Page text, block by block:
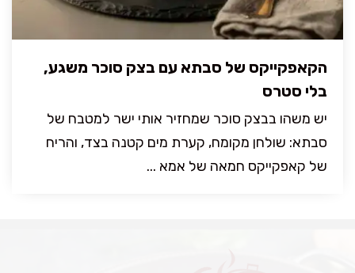
הקאפקייקס של סבתא עם בצק סוכר משגע,
בלי סטרס
יש משהו בבצק סוכר שמחזיר אותי ישר למטבח של
סבתא: שולחן מקומח, קערת מים קטנה בצד, והריח
של קאפקייקס חמאה של אמא ...